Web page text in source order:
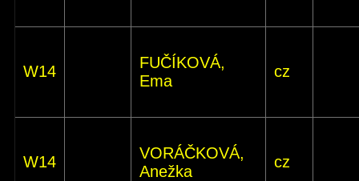
W14
FUČÍKOVÁ,
Ema
cz
W14
VORÁČKOVÁ,
Anežka
cz